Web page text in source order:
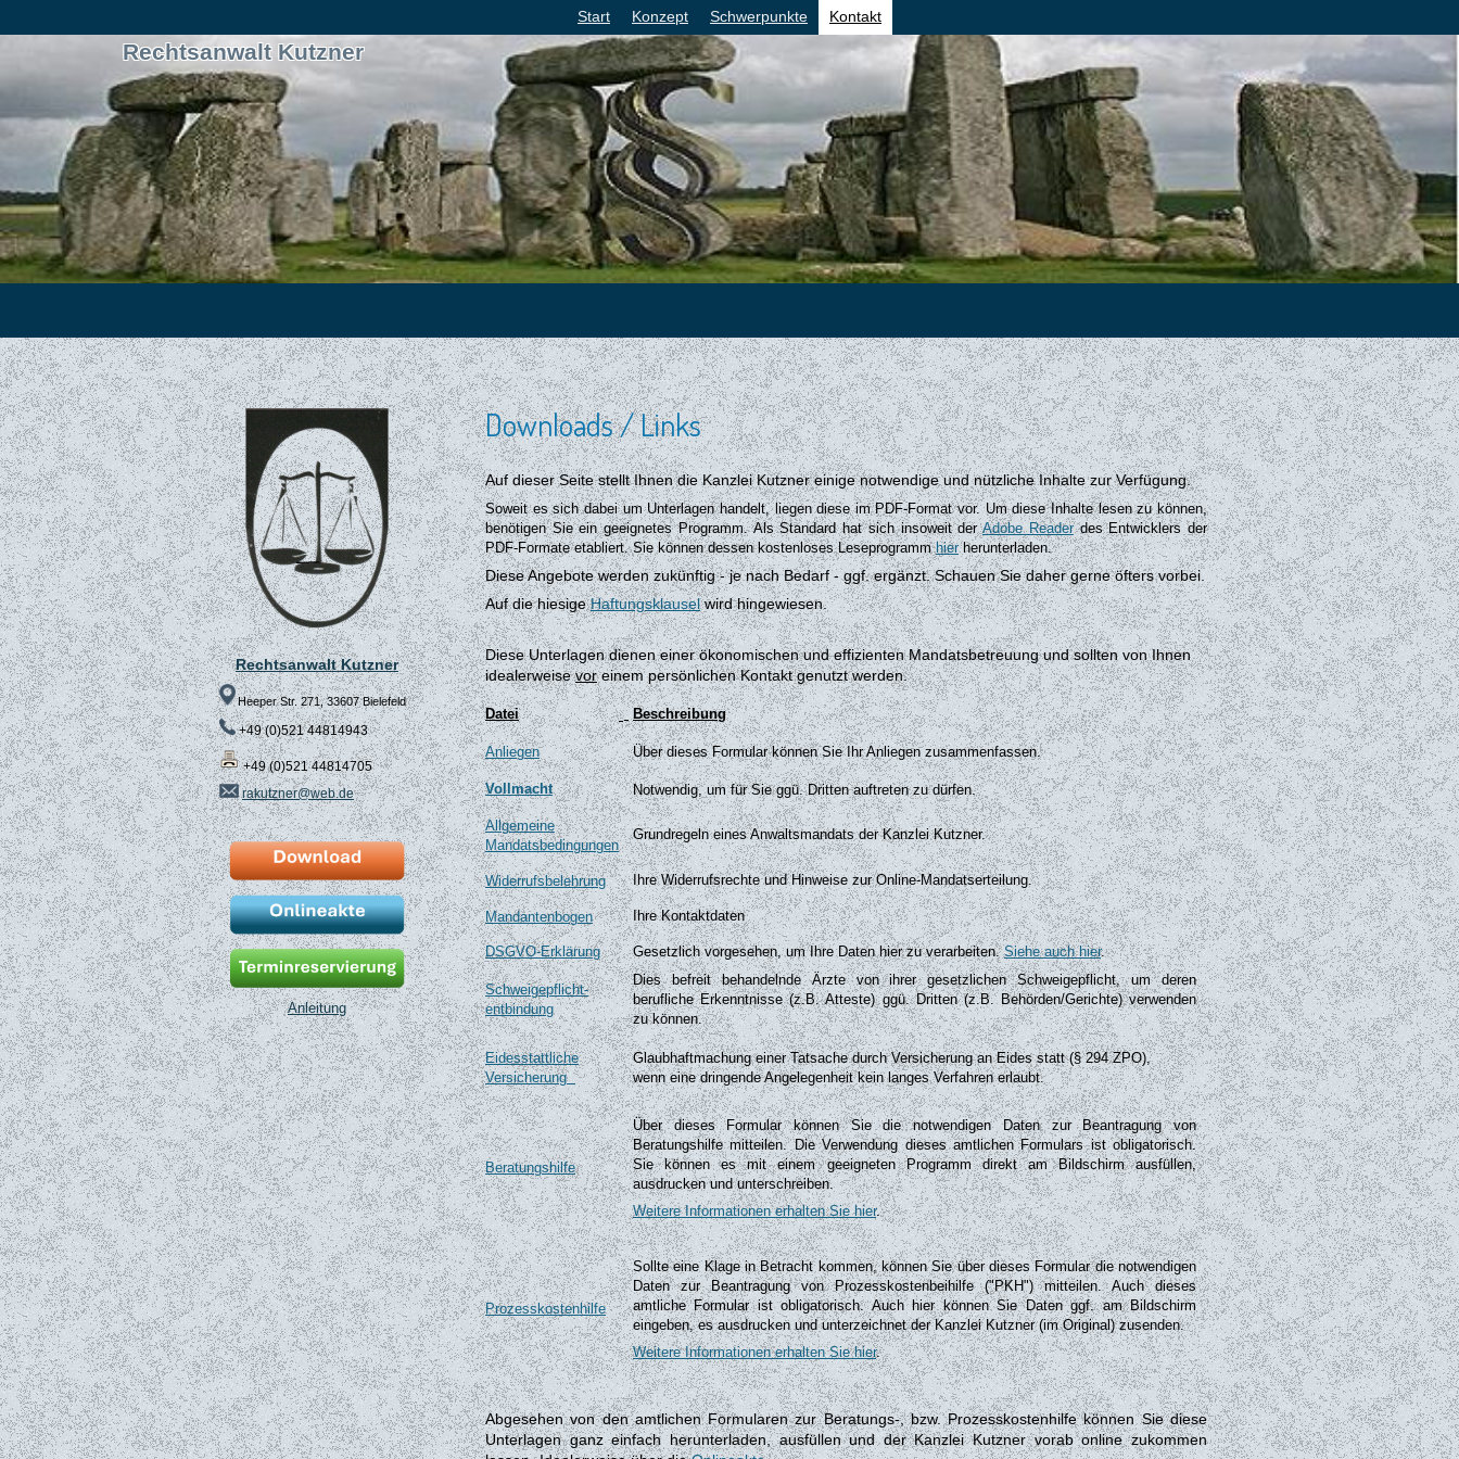
Start Konzept Schwerpunkte Kontakt
Rechtsanwalt Kutzner
Rechtsanwalt Kutzner
Heeper Str. 271, 33607 Bielefeld
+49 (0)521 44814943
+49 (0)521 44814705
rakutzner@web.de
Anleitung
Downloads / Links
Auf dieser Seite stellt Ihnen die Kanzlei Kutzner einige notwendige und nützliche Inhalte zur Verfügung.
Soweit es sich dabei um Unterlagen handelt, liegen diese im PDF-Format vor. Um diese Inhalte lesen zu können,
benötigen Sie ein geeignetes Programm. Als Standard hat sich insoweit derAdobe Readerdes Entwicklers der
PDF-Formate etabliert. Sie können dessen kostenloses Leseprogrammhierherunterladen.
Diese Angebote werden zukünftig - je nach Bedarf - ggf. ergänzt. Schauen Sie daher gerne öfters vorbei.
Auf die hiesigeHaftungsklauselwird hingewiesen.
Diese Unterlagen dienen einer ökonomischen und effizienten Mandatsbetreuung und sollten von Ihnen
idealerweisevoreinem persönlichen Kontakt genutzt werden.
Datei Beschreibung
Anliegen Über dieses Formular können Sie Ihr Anliegen zusammenfassen.
Vollmacht Notwendig, um für Sie ggü. Dritten auftreten zu dürfen.
Allgemeine
Mandatsbedingungen
Grundregeln eines Anwaltsmandats der Kanzlei Kutzner.
Widerrufsbelehrung Ihre Widerrufsrechte und Hinweise zur Online-Mandatserteilung.
Mandantenbogen Ihre Kontaktdaten
DSGVO-Erklärung Gesetzlich vorgesehen, um Ihre Daten hier zu verarbeiten.Siehe auch hier.
Schweigepflicht-
entbindung
Dies befreit behandelnde Ärzte von ihrer gesetzlichen Schweigepflicht, um deren
berufliche Erkenntnisse (z.B. Atteste) ggü. Dritten (z.B. Behörden/Gerichte) verwenden
zu können.
Eidesstattliche
Versicherung
Glaubhaftmachung einer Tatsache durch Versicherung an Eides statt (§ 294 ZPO),
wenn eine dringende Angelegenheit kein langes Verfahren erlaubt.
Beratungshilfe
Über dieses Formular können Sie die notwendigen Daten zur Beantragung von
Beratungshilfe mitteilen. Die Verwendung dieses amtlichen Formulars ist obligatorisch.
Sie können es mit einem geeigneten Programm direkt am Bildschirm ausfüllen,
ausdrucken und unterschreiben.
Weitere Informationen erhalten Sie hier.
Prozesskostenhilfe
Sollte eine Klage in Betracht kommen, können Sie über dieses Formular die notwendigen
Daten zur Beantragung von Prozesskostenbeihilfe ("PKH") mitteilen. Auch dieses
amtliche Formular ist obligatorisch. Auch hier können Sie Daten ggf. am Bildschirm
eingeben, es ausdrucken und unterzeichnet der Kanzlei Kutzner (im Original) zusenden.
Weitere Informationen erhalten Sie hier.
Abgesehen von den amtlichen Formularen zur Beratungs-, bzw. Prozesskostenhilfe können Sie diese
Unterlagen ganz einfach herunterladen, ausfüllen und der Kanzlei Kutzner vorab online zukommen